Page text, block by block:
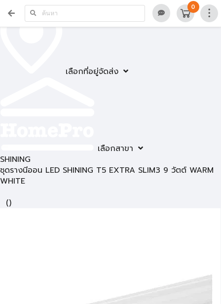
เลือกที่อยู่จัดส่ง
เลือกสาขา
0
SHINING
ชุดรางนีออน LED SHINING T5 EXTRA SLIM3 9 วัตต์ WARM
WHITE
()